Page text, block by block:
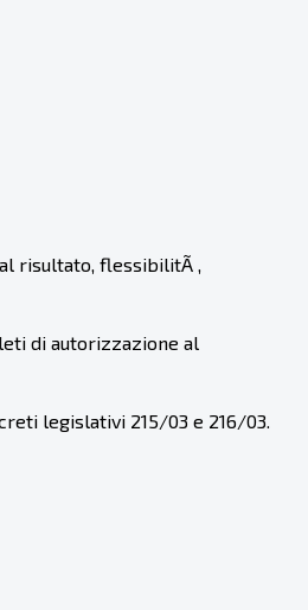
risultato, flessibilitÃ ,
di autorizzazione al
legislativi 215/03 e 216/03.